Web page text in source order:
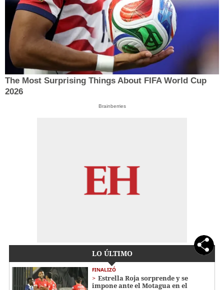
The Most Surprising Things About FIFA World Cup
2026
Brainberries
LO ÚLTIMO
FINALIZÓ
Estrella Roja sorprende y se
impone ante el Motagua en el